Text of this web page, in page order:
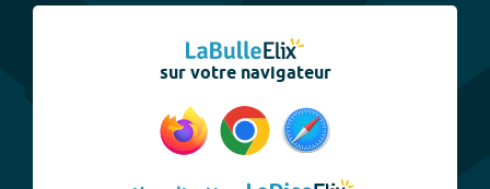
sur votre navigateur